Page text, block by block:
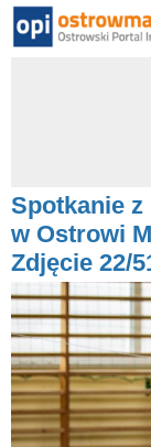
Spotkanie
w Ostrowi
Zdjęcie 22/